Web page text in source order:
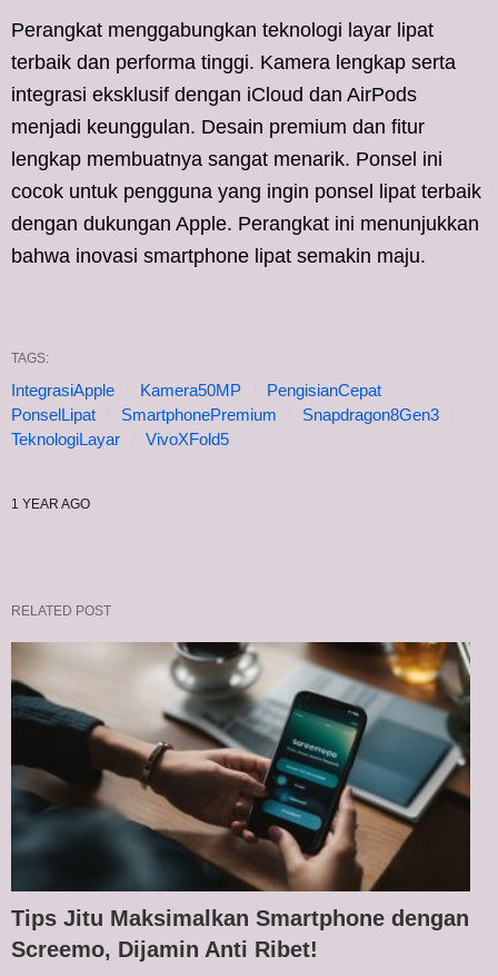
Perangkat menggabungkan teknologi layar lipat
terbaik dan performa tinggi. Kamera lengkap serta
integrasi eksklusif dengan iCloud dan AirPods
menjadi keunggulan. Desain premium dan fitur
lengkap membuatnya sangat menarik. Ponsel ini
cocok untuk pengguna yang ingin ponsel lipat terbaik
dengan dukungan Apple. Perangkat ini menunjukkan
bahwa inovasi smartphone lipat semakin maju.
TAGS:
IntegrasiApple Kamera50MP
PengisianCepat
PonselLipat
SmartphonePremium
Snapdragon8Gen3
TeknologiLayar
VivoXFold5
1 YEAR AGO
RELATED POST
Tips Jitu Maksimalkan Smartphone dengan
Screemo, Dijamin Anti Ribet!